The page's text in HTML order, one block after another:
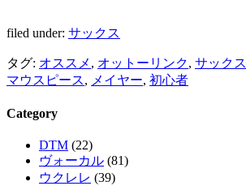
filed under: サックス
タグ: オススメ , オットーリンク, サックス
マウスピース, メイヤー, 初心者
Category
DTM (22)
ヴォーカル (81)
ウクレレ (39)